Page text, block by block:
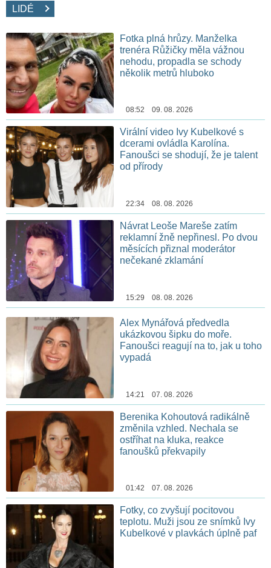
LIDÉ
Fotka plná hrůzy. Manželka
trenéra Růžičky měla vážnou
nehodu, propadla se schody
několik metrů hluboko
08:52 09. 08. 2026
Virální video Ivy Kubelkové s
dcerami ovládla Karolína.
Fanoušci se shodují, že je talent
od přírody
22:34 08. 08. 2026
Návrat Leoše Mareše zatím
reklamní žně nepřinesl. Po dvou
měsících přiznal moderátor
nečekané zklamání
15:29 08. 08. 2026
Alex Mynářová předvedla
ukázkovou šipku do moře.
Fanoušci reagují na to, jak u toho
vypadá
14:21 07. 08. 2026
Berenika Kohoutová radikálně
změnila vzhled. Nechala se
ostříhat na kluka, reakce
fanoušků překvapily
01:42 07. 08. 2026
Fotky, co zvyšují pocitovou
teplotu. Muži jsou ze snímků Ivy
Kubelkové v plavkách úplně paf